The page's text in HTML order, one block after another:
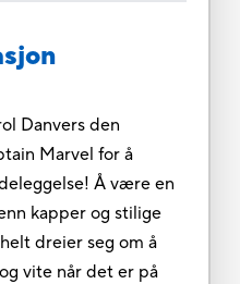
Danvers den
Marvel for å
Å være en
kapper og stilige
dreier seg om å
vite når det er på